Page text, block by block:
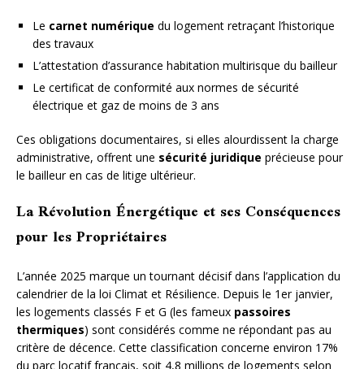
Le carnet numérique du logement retraçant l’historique
des travaux
L’attestation d’assurance habitation multirisque du bailleur
Le certificat de conformité aux normes de sécurité
électrique et gaz de moins de 3 ans
Ces obligations documentaires, si elles alourdissent la charge
administrative, offrent une sécurité juridique précieuse pour
le bailleur en cas de litige ultérieur.
La Révolution Énergétique et ses Conséquences
pour les Propriétaires
L’année 2025 marque un tournant décisif dans l’application du
calendrier de la loi Climat et Résilience. Depuis le 1er janvier,
les logements classés F et G (les fameux passoires
thermiques) sont considérés comme ne répondant pas au
critère de décence. Cette classification concerne environ 17%
du parc locatif français, soit 4,8 millions de logements selon